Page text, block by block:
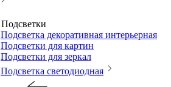
Подсветки
Подсветка декоративная интерьерная
Подсветки для картин
Подсветки для зеркал
Подсветка светодиодная